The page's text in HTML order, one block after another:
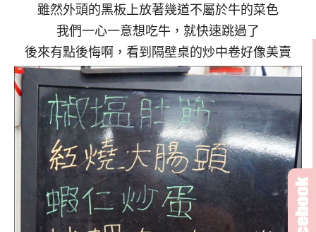
雖然外頭的黑板上放著幾道不屬於牛的菜色
我們一心一意想吃牛，就快速跳過了
後來有點後悔啊，看到隔壁桌的炒中卷好像美賣